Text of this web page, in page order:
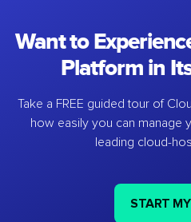
Want to
Platform in
Take a FREE guided tour of
how easily you can manage
leading cloud-
START